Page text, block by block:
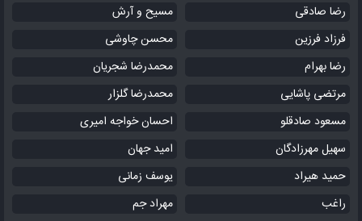
رضا صادقی
مسیح و آرش
فرزاد فرزین
محسن چاوشی
رضا بهرام
محمدرضا شجریان
مرتضی پاشایی
محمدرضا گلزار
مسعود صادقلو
احسان خواجه امیری
سهیل مهرزادگان
امید جهان
حمید هیراد
یوسف زمانی
راغب
مهراد جم